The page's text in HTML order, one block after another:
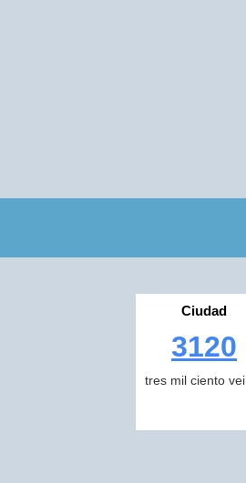
Ciudad
3120
tres mil ciento